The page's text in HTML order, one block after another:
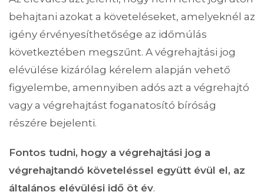
behajtani azokat a követeléseket, amelyeknél az
igény érvényesíthetősége az időmúlás
következtében megszűnt. A végrehajtási jog
elévülése kizárólag kérelem alapján vehető
figyelembe, amennyiben adós azt a végrehajtó
vagy a végrehajtást foganatosító bíróság
részére bejelenti.
Fontos tudni, hogy a végrehajtási jog a
végrehajtandó követeléssel együtt évül el, az
általános elévülési idő öt év.